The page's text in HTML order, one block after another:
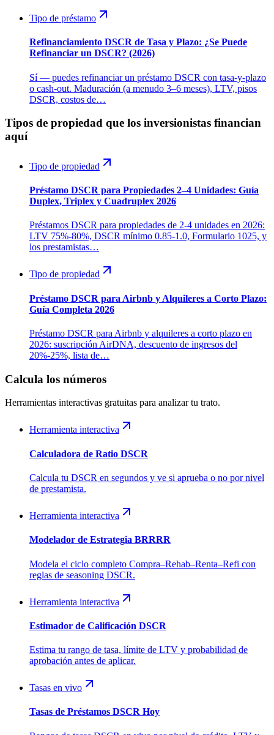
Tipo de préstamo
Refinanciamiento DSCR de Tasa y Plazo: ¿Se Puede
Refinanciar un DSCR? (2026)
Sí — puedes refinanciar un préstamo DSCR con tasa-y-plazo
o cash-out. Maduración (a menudo 3–6 meses), LTV, pisos
DSCR, costos de…
Tipos de propiedad que los inversionistas financian
aquí
Tipo de propiedad
Préstamo DSCR para Propiedades 2–4 Unidades: Guía
Duplex, Triplex y Cuadruplex 2026
Préstamos DSCR para propiedades de 2-4 unidades en 2026:
LTV 75%-80%, DSCR mínimo 0.85-1.0, Formulario 1025, y
los prestamistas…
Tipo de propiedad
Préstamo DSCR para Airbnb y Alquileres a Corto Plazo:
Guía Completa 2026
Préstamo DSCR para Airbnb y alquileres a corto plazo en
2026: suscripción AirDNA, descuento de ingresos del
20%-25%, lista de…
Calcula los números
Herramientas interactivas gratuitas para analizar tu trato.
Herramienta interactiva
Calculadora de Ratio DSCR
Calcula tu DSCR en segundos y ve si aprueba o no por nivel
de prestamista.
Herramienta interactiva
Modelador de Estrategia BRRRR
Modela el ciclo completo Compra–Rehab–Renta–Refi con
reglas de seasoning DSCR.
Herramienta interactiva
Estimador de Calificación DSCR
Estima tu rango de tasa, límite de LTV y probabilidad de
aprobación antes de aplicar.
Tasas en vivo
Tasas de Préstamos DSCR Hoy